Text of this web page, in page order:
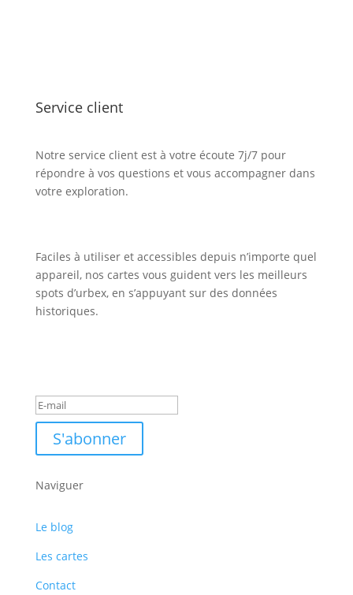
Service client
Notre service client est à votre écoute 7j/7 pour
répondre à vos questions et vous accompagner dans
votre exploration.
Faciles à utiliser et accessibles depuis n’importe quel
appareil, nos cartes vous guident vers les meilleurs
spots d’urbex, en s’appuyant sur des données
historiques.
S'abonner
Naviguer
Le blog
Les cartes
Contact